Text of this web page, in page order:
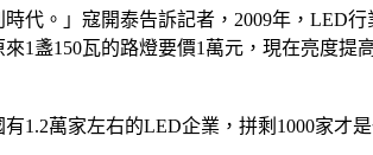
代。」寇開泰告訴記者，2009年，LED
1盞150瓦的路燈要價1萬元，現在亮度提
萬家左右的LED企業，拼剩1000家才